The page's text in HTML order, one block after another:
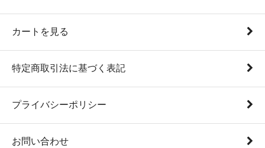
カートを見る
特定商取引法に基づく表記
プライバシーポリシー
お問い合わせ